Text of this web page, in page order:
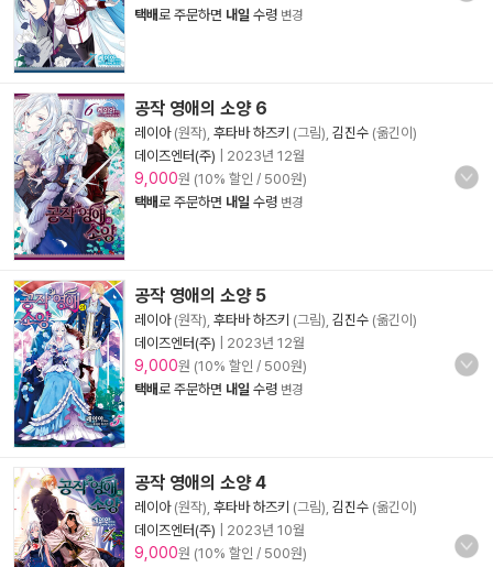
택배로 주문하면 내일 수령 변경
공작 영애의 소양 6
레이아(원작), 후타바 하즈키 (그림), 김진수 (옮긴이)
데이즈엔터(주)
2023년 12월
9,000원 (10% 할인 / 500원)
택배로 주문하면 내일 수령 변경
공작 영애의 소양 5
레이아(원작), 후타바 하즈키 (그림), 김진수 (옮긴이)
데이즈엔터(주)
2023년 12월
9,000원 (10% 할인 / 500원)
택배로 주문하면 내일 수령 변경
공작 영애의 소양 4
레이아(원작), 후타바 하즈키 (그림), 김진수 (옮긴이)
데이즈엔터(주)
2023년 10월
9,000원 (10% 할인 / 500원)